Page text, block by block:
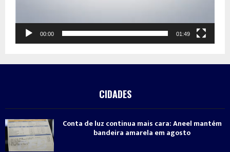
00:00 01:49
CIDADES
Conta de luz continua mais cara: Aneel mantém
bandeira amarela em agosto